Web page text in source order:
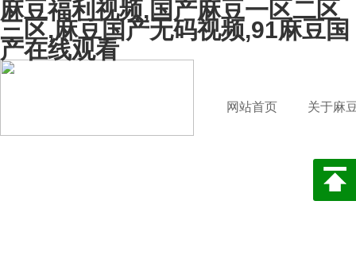
麻豆福利视频,国产麻豆一区二区
三区,麻豆国产无码视频,91麻豆国
产在线观看
网站首页 关于麻
利视